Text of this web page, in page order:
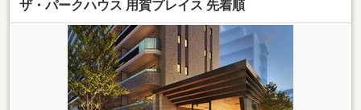
ザ・パークハウス 用賀プレイス 先着順